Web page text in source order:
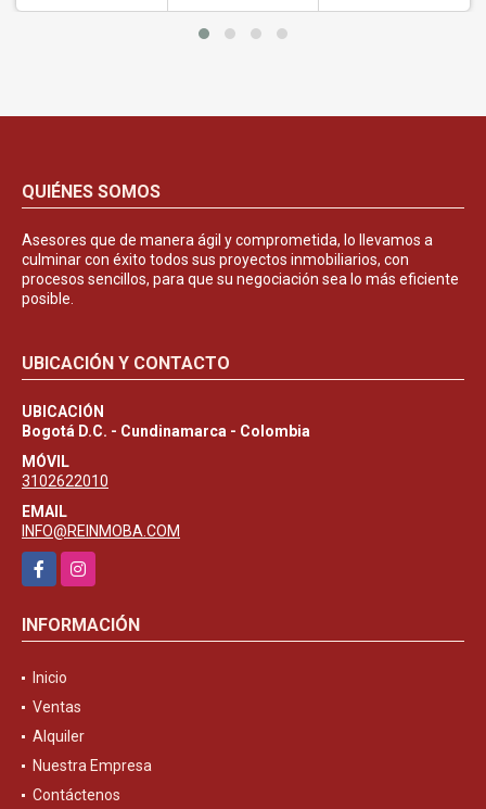
QUIÉNES SOMOS
Asesores que de manera ágil y comprometida, lo llevamos a
culminar con éxito todos sus proyectos inmobiliarios, con
procesos sencillos, para que su negociación sea lo más eficiente
posible.
UBICACIÓN
Bogotá D.C. - Cundinamarca - Colombia
MÓVIL
3102622010
EMAIL
INFO@REINMOBA.COM
FacebookInstagram
Inicio
Ventas
Alquiler
Nuestra Empresa